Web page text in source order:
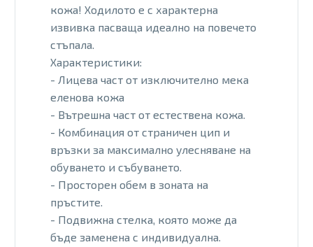
кожа! Ходилото е с характерна
извивка пасваща идеално на повечето
стъпала.
Характеристики:
- Лицева част от изключително мека
еленова кожа
- Вътрешна част от естествена кожа.
- Комбинация от страничен цип и
връзки за максимално улесняване на
обуването и събуването.
- Просторен обем в зоната на
пръстите.
- Подвижна стелка, която може да
бъде заменена с индивидуална.